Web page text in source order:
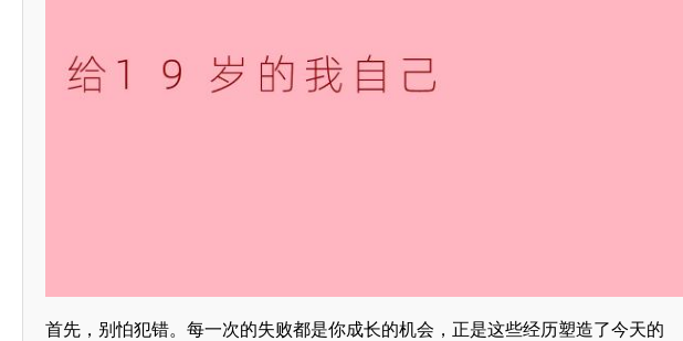
首先，别怕犯错。每一次的失败都是你成长的机会，正是这些经历塑造了今天的